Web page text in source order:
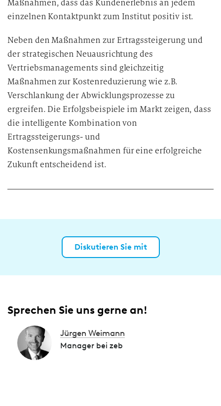
Maßnahmen, dass das Kundenerlebnis an jedem
einzelnen Kontaktpunkt zum Institut positiv ist.
Neben den Maßnahmen zur Ertragssteigerung und
der strategischen Neuausrichtung des
Vertriebsmanagements sind gleichzeitig
Maßnahmen zur Kostenreduzierung wie z.B.
Verschlankung der Abwicklungsprozesse zu
ergreifen. Die Erfolgsbeispiele im Markt zeigen, dass
die intelligente Kombination von
Ertragssteigerungs- und
Kostensenkungsmaßnahmen für eine erfolgreiche
Zukunft entscheidend ist.
Diskutieren Sie mit
Sprechen Sie uns gerne an!
Jürgen Weimann
Manager bei zeb